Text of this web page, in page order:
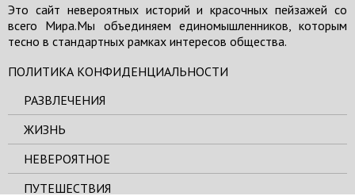
Это сайт невероятных историй и красочных пейзажей со
всего Мира.Мы объединяем единомышленников, которым
тесно в стандартных рамках интересов общества.
ПОЛИТИКА КОНФИДЕНЦИАЛЬНОСТИ
РАЗВЛЕЧЕНИЯ
ЖИЗНЬ
НЕВЕРОЯТНОЕ
ПУТЕШЕСТВИЯ